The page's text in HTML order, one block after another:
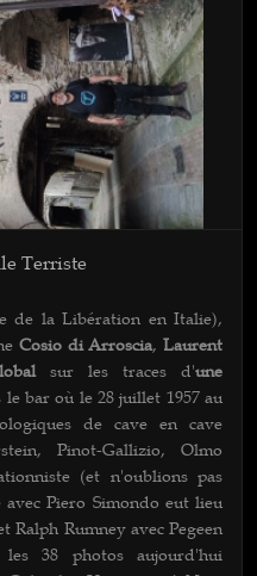
Terriste
de la Libération en Italie),
Cosio di Arroscia,Laurent
sur les traces d'une
le bar où le 28 juillet 1957 au
de cave en cave
Pinot-Gallizio, Olmo
(et n'oublions pas
Piero Simondo eut lieu
Ralph Rumney avec Pegeen
38 photos aujourd'hui